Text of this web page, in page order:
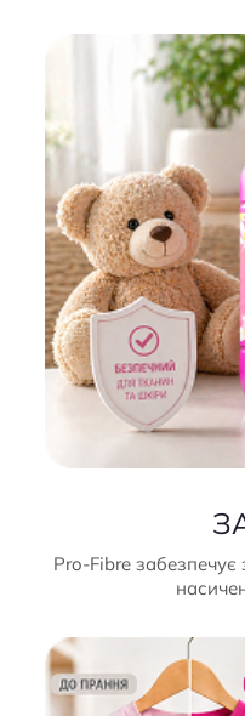
Pro-Fibre